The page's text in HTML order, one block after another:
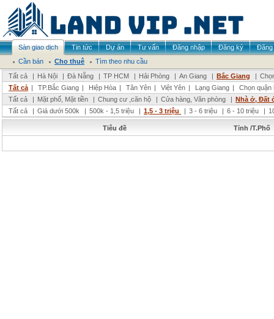
Sàn giao dịch Tin tức Dự án Tư vấn Đăng nhập Đăng ký
Đăng
Cần bán
Cho thuê
Tìm theo nhu cầu
Tất cả
| Hà Nội | Đà Nẵng | TP HCM | Hải Phòng | An Giang | Bắc Giang |
Tất cả | TP.Bắc Giang | Hiệp Hòa | Tân Yên | Việt Yên | Lạng Giang |
Chọn quận
Tất cả
| Mặt phố, Mặt tiền | Chung cư ,căn hộ | Cửa hàng, Văn phòng | Nhà ở, Đất
Tất cả
| Giá dưới 500k | 500k - 1,5 triệu | 1,5 - 3 triệu | 3 - 6 triệu | 6 - 10 triệu |
Tiêu đề Tỉnh /T.Phố